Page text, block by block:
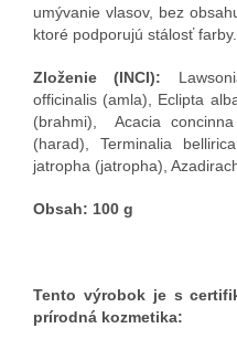
umývanie vlasov, bez
ktoré podporujú stálosť farby.
Zloženie (INCI):
officinalis (amla), Eclipta
(brahmi), Acacia
(harad), Terminalia
jatropha (jatropha),
Obsah: 100 g
Tento výrobok je s
prírodná kozmetika: